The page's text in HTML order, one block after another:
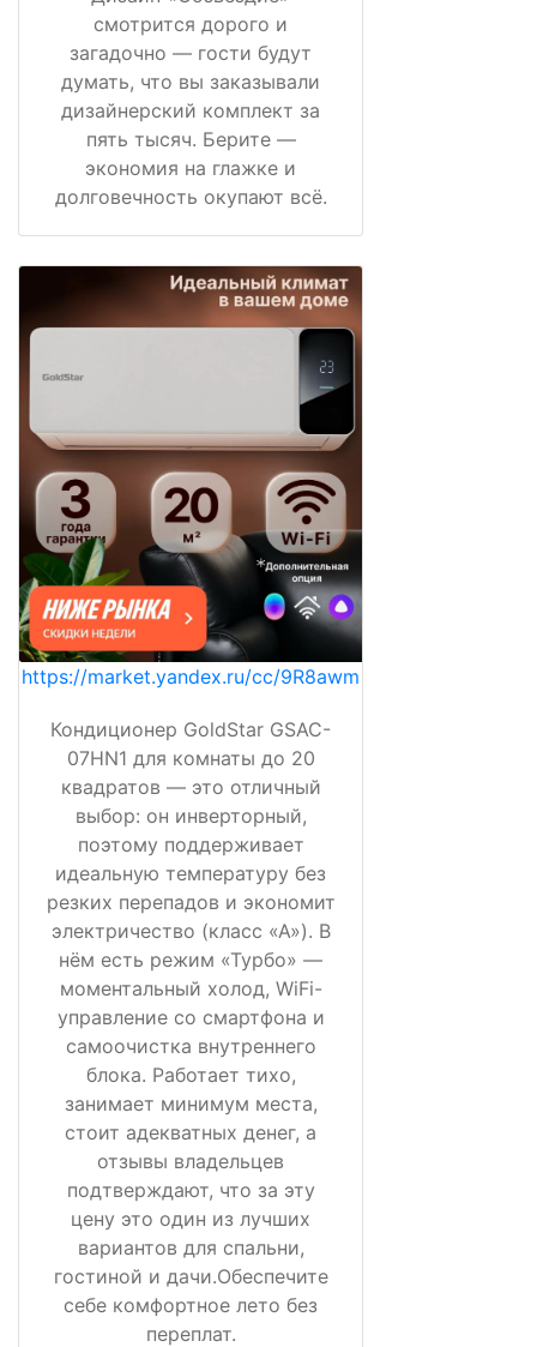
смотрится дорого и
загадочно — гости будут
думать, что вы заказывали
дизайнерский комплект за
пять тысяч. Берите —
экономия на глажке и
долговечность окупают всё.
https://market.yandex.ru/cc/9R8awm
Кондиционер GoldStar GSAC-
07HN1 для комнаты до 20
квадратов — это отличный
выбор: он инверторный,
поэтому поддерживает
идеальную температуру без
резких перепадов и экономит
электричество (класс «А»). В
нём есть режим «Турбо» —
моментальный холод, WiFi-
управление со смартфона и
самоочистка внутреннего
блока. Работает тихо,
занимает минимум места,
стоит адекватных денег, а
отзывы владельцев
подтверждают, что за эту
цену это один из лучших
вариантов для спальни,
гостиной и дачи.Обеспечите
себе комфортное лето без
переплат.